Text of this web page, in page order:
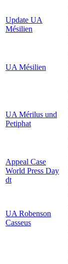
Update UA
Mésilien
UA Mésilien
UA Mérilus und
Petiphat
Appeal Case
World Press Day
dt
UA Robenson
Casseus